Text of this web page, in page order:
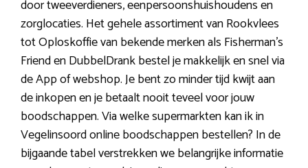
door tweeverdieners, eenpersoonshuishoudens en
zorglocaties. Het gehele assortiment van Rookvlees
tot Oploskoffie van bekende merken als Fisherman’s
Friend en DubbelDrank bestel je makkelijk en snel via
de App of webshop. Je bent zo minder tijd kwijt aan
de inkopen en je betaalt nooit teveel voor jouw
boodschappen. Via welke supermarkten kan ik in
Vegelinsoord online boodschappen bestellen? In de
bijgaande tabel verstrekken we belangrijke informatie